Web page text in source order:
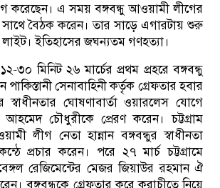
করেছেন। এ সময় বঙ্গবন্ধু আওয়ামী লীগের
সাথে বৈঠক করেন। তার সাড়ে এগারটায় শুরু
ইতিহাসের জঘন্যতম গণহত্যা।
১২-৩০ মিনিট ২৬ মার্চের প্রথম প্রহরে বঙ্গবন্ধু
সেনাবাহিনী কর্তৃক গ্রেফতার হবার
স্বাধীনতার ঘোষণাবার্তা ওয়ারলেস যোগে
আহমেদ চৌধুরীকে প্রেরণ করেন। চট্টগ্রাম
লীগ নেতা হান্নান বঙ্গবন্ধুর স্বাধীনতা
প্রচার করেন। পরে ২৭ মার্চ চট্টগ্রামে
রেজিমেন্টের মেজর জিয়াউর রহমান ঐ
বঙ্গবন্ধুকে গ্রেফতার করে করাচীতে নিয়ে